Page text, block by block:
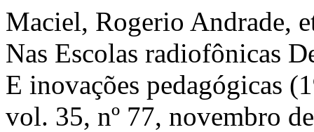
Maciel, Rogerio Andrade,
Nas Escolas radiofônicas
E inovações pedagógicas
vol. 35, nº 77, novembro